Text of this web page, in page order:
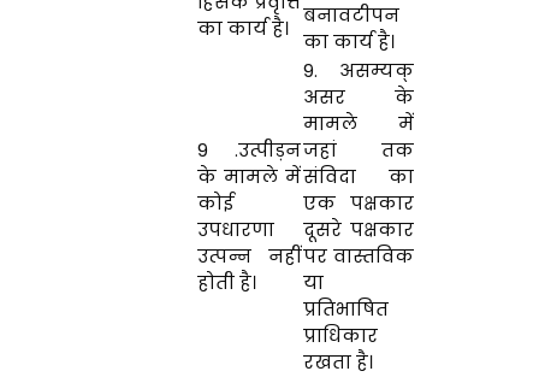
का कार्य है।
बनावटीपन
का कार्य है।
9 .उत्पीड़न
के मामले में
कोई
उपधारणा
उत्पन्न नहीं
होती है।
9. असम्यक्
असर के
मामले में
जहां तक
संविदा का
एक पक्षकार
दूसरे पक्षकार
पर वास्तविक
या
प्रतिभाषित
प्राधिकार
रखता है।